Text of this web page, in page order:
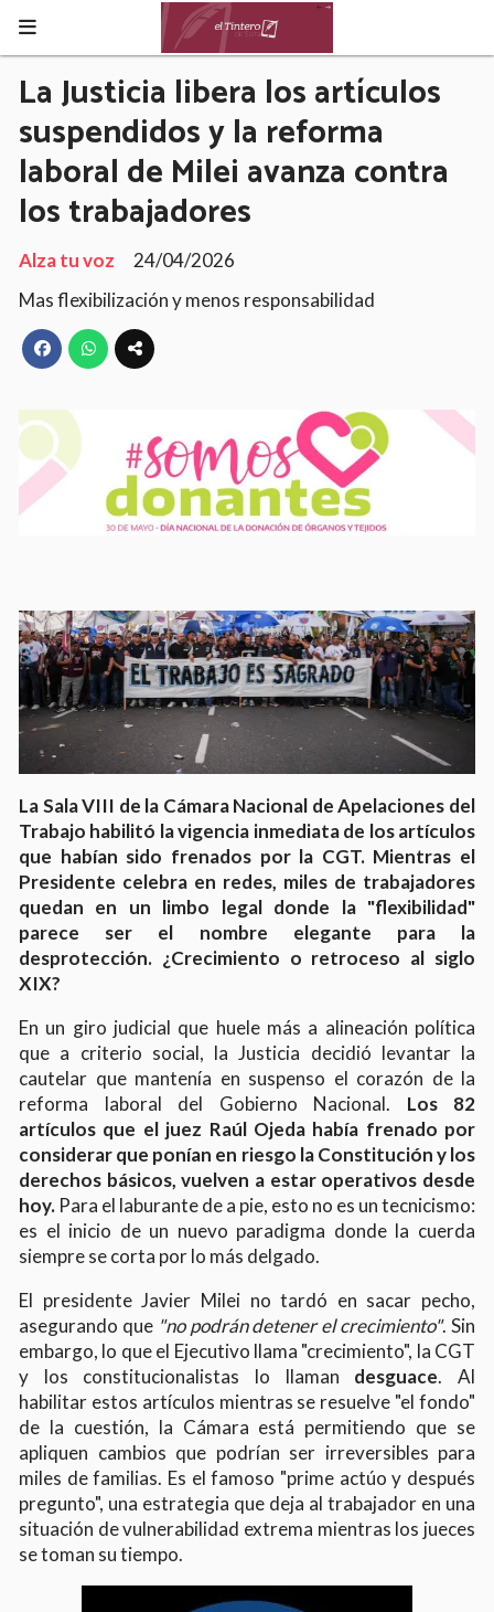
La Justicia libera los artículos
suspendidos y la reforma
laboral de Milei avanza contra
los trabajadores
Alza tu voz
24/04/2026
Mas flexibilización y menos responsabilidad
La Sala VIII de la Cámara Nacional de Apelaciones del
Trabajo habilitó la vigencia inmediata de los artículos
que habían sido frenados por la CGT. Mientras el
Presidente celebra en redes, miles de trabajadores
quedan en un limbo legal donde la "flexibilidad"
parece ser el nombre elegante para la
desprotección. ¿Crecimiento o retroceso al siglo
XIX?
En un giro judicial que huele más a alineación política
que a criterio social, la Justicia decidió levantar la
cautelar que mantenía en suspenso el corazón de la
reforma laboral del Gobierno Nacional. Los 82
artículos que el juez Raúl Ojeda había frenado por
considerar que ponían en riesgo la Constitución y los
derechos básicos, vuelven a estar operativos desde
hoy. Para el laburante de a pie, esto no es un tecnicismo:
es el inicio de un nuevo paradigma donde la cuerda
siempre se corta por lo más delgado.
El presidente Javier Milei no tardó en sacar pecho,
asegurando que "no podrán detener el crecimiento". Sin
embargo, lo que el Ejecutivo llama "crecimiento", la CGT
y los constitucionalistas lo llaman desguace. Al
habilitar estos artículos mientras se resuelve "el fondo"
de la cuestión, la Cámara está permitiendo que se
apliquen cambios que podrían ser irreversibles para
miles de familias. Es el famoso "prime actúo y después
pregunto", una estrategia que deja al trabajador en una
situación de vulnerabilidad extrema mientras los jueces
se toman su tiempo.